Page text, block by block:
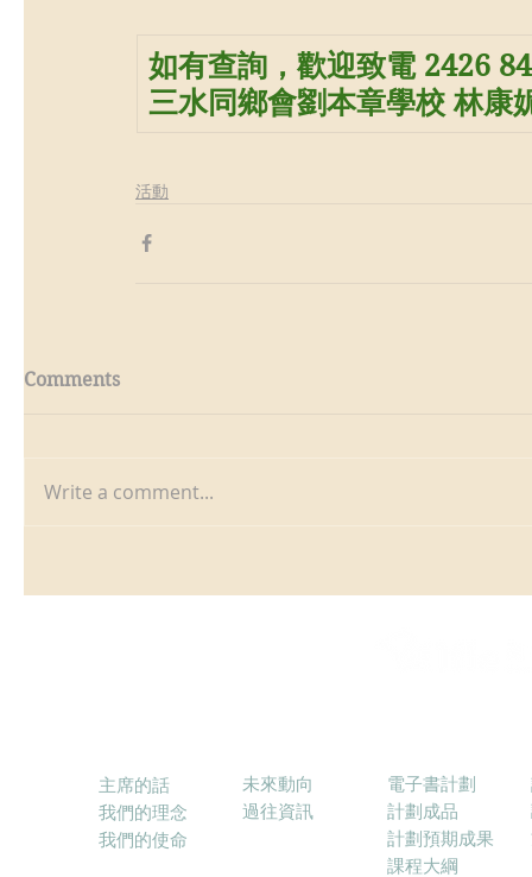
如有查詢，歡迎致電 2426
三水同鄉會劉本章學校 林康
活動
Comments
Write a comment...
主席的話
我們的理念
我們的使命
未來動向
過往資訊
電子書計劃
計劃成品
計劃預期成果
課程大綱